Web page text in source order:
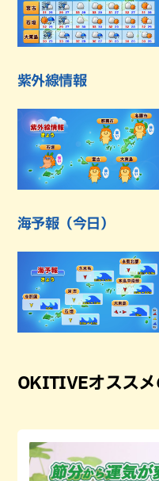
紫外線情報
海予報（今日）
OKITIVEオススメ